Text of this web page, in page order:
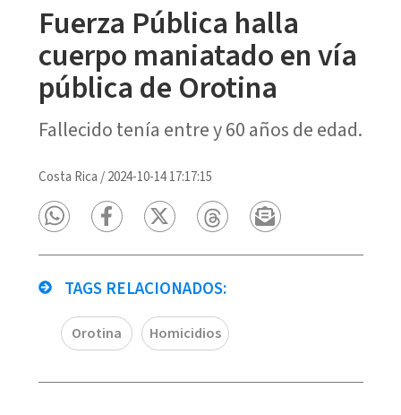
Fuerza Pública halla
cuerpo maniatado en vía
pública de Orotina
Fallecido tenía entre y 60 años de edad.
Costa Rica /2024-10-14 17:17:15
TAGS RELACIONADOS:
Orotina Homicidios